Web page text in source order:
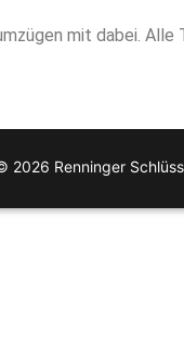
mit dabei.
2026 Renninger